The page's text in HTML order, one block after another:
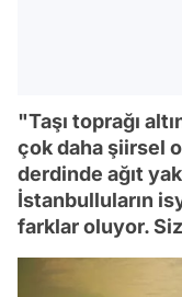
"Taşı toprağı
çok daha şiirsel
derdinde ağıt
İstanbulluların
farklar oluyor.